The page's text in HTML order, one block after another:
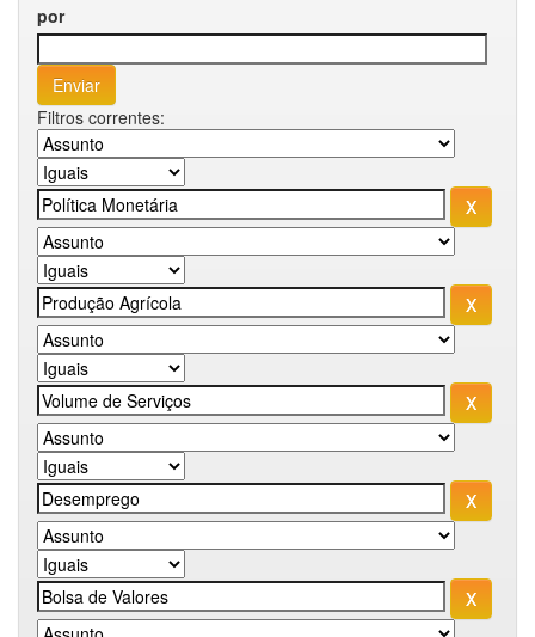
por
Filtros correntes: